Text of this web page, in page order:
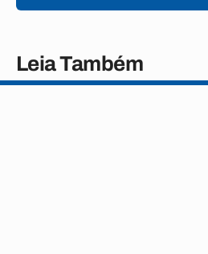
Leia Também